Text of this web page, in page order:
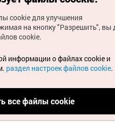
туризма Кореи Все
проблемах, связанных с
ваши запросы на
почты
cookie для улучшения
на кнопку "Разрешить", вы
cookie.
информации о файлах cookie и
раздел настроек файлов cookie.
все файлы cookie